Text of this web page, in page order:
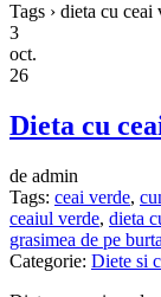
Tags › dieta cu ceai
3
oct.
26
Dieta cu
de admin
Tags: ceai verde,
ceaiul verde, dieta
grasimea de pe burta
Categorie: Diete si